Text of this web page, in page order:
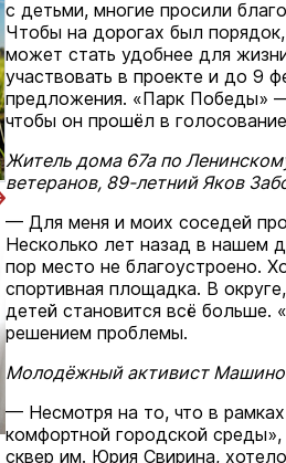
с детьми, многие просили
Чтобы на дорогах был
может стать удобнее для
участвовать в проекте и до 9
предложения. «Парк Победы»
чтобы он прошёл в
Житель дома 67а по
ветеранов, 89-летний Яков
— Для меня и моих соседей
Несколько лет назад в нашем
пор место не благоустроено.
спортивная площадка. В
детей становится всё
решением проблемы.
Молодёжный активист
— Несмотря на то, что в
комфортной городской
сквер им. Юрия Свирина,